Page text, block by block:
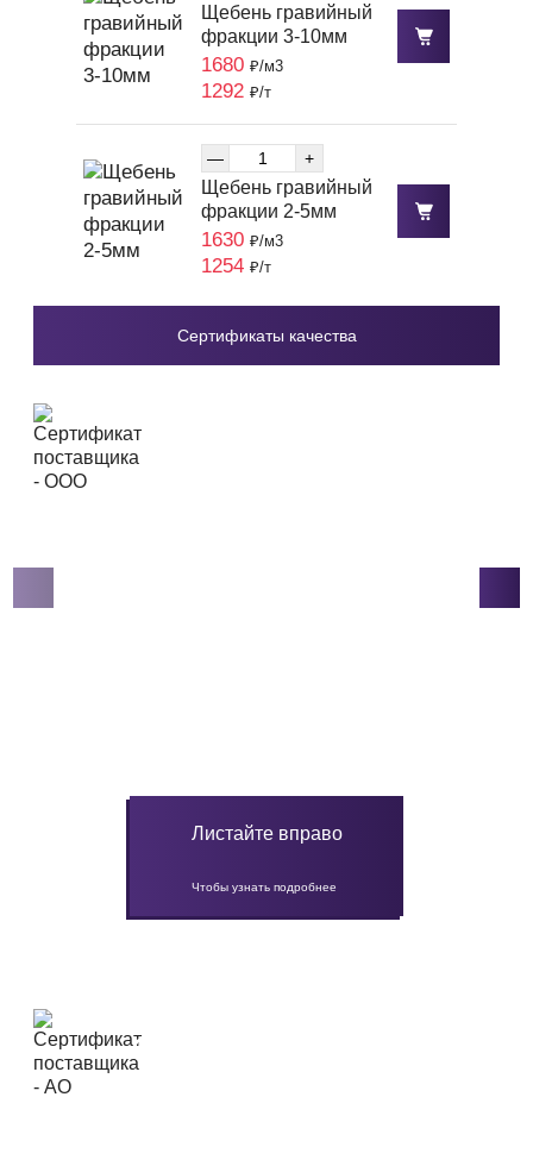
Щебень гравийный
фракции 3-10мм
1680 ₽/м3
1292 ₽/т
— +
Щебень гравийный
фракции 2-5мм
1630 ₽/м3
1254 ₽/т
Сертификаты качества
Листайте вправо
Чтобы узнать подробнее
ОТВЕТЬТЕ НА 5